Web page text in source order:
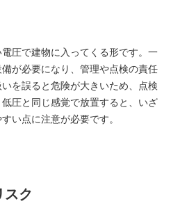
圧で建物に入ってくる形です。一
が必要になり、管理や点検の責任
を誤ると危険が大きいため、点検
圧と同じ感覚で放置すると、いざ
い点に注意が必要です。
ク